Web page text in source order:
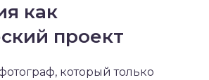
как
проект
который только